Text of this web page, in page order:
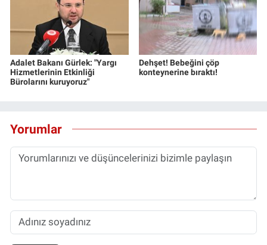
Adalet Bakanı Gürlek: "Yargı
Hizmetlerinin Etkinliği
Bürolarını kuruyoruz"
Dehşet! Bebeğini çöp
konteynerine bıraktı!
Yorumlar